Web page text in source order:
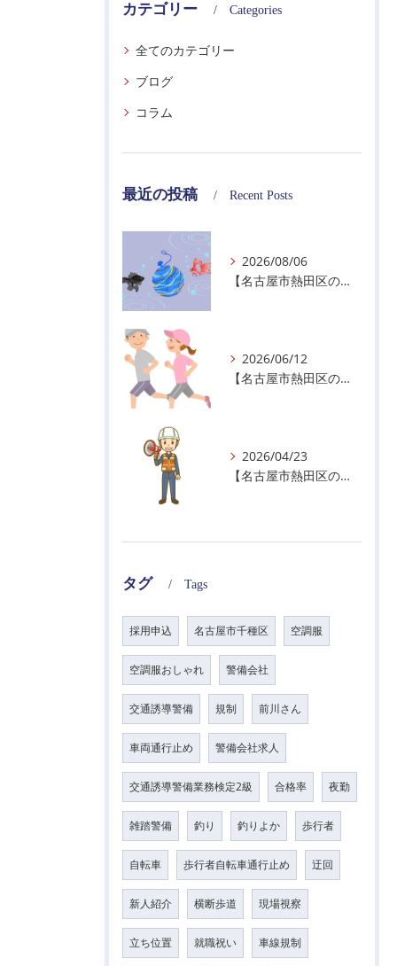
カテゴリー Categories
全てのカテゴリー
ブログ
コラム
最近の投稿 Recent Posts
2026/08/06
【名古屋市熱田区の警備会社】夏季休業のお知らせ
2026/06/12
【名古屋市熱田区の警備会社】暑熱順化で熱中症対策を！
2026/04/23
【名古屋市熱田区の警備会社】GWの面接状況について！
タグ Tags
採用申込 名古屋市千種区 空調服
空調服おしゃれ 警備会社
交通誘導警備 規制 前川さん
車両通行止め 警備会社求人
交通誘導警備業務検定2級 合格率 夜勤
雑踏警備 釣り 釣りよか 歩行者
自転車 歩行者自転車通行止め 迂回
新人紹介 横断歩道 現場視察
立ち位置 就職祝い 車線規制